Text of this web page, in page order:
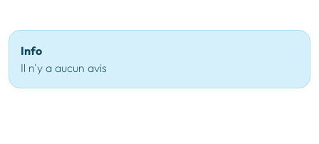
Info
Il n'y a aucun avis